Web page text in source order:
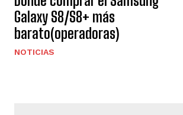
Galaxy S8/S8+ más
barato(operadoras)
NOTICIAS